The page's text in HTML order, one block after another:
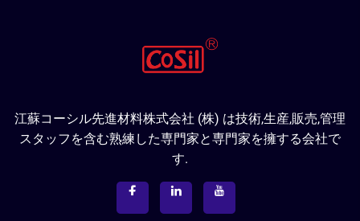
江蘇コーシル先進材料株式会社 (株) は技術,生産,販売,管理
スタッフを含む熟練した専門家と専門家を擁する会社で
す.